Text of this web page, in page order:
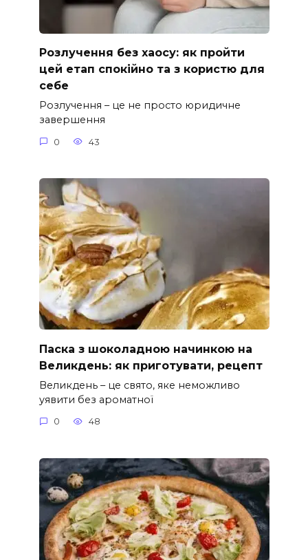
Розлучення без хаосу: як пройти
цей етап спокійно та з користю для
себе
Розлучення – це не просто юридичне
завершення
0 43
Паска з шоколадною начинкою на
Великдень: як приготувати, рецепт
Великдень – це свято, яке неможливо
уявити без ароматної
0 48